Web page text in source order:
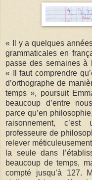
« Il y a quelques
grammaticales en
passe des semaines à
« Il faut comprendre
d’orthographe de
temps », poursuit
beaucoup d’entre
parce qu’en
raisonnement,
professeure de
relever
la seule dans
beaucoup de temps,
compté jusqu’à 127.